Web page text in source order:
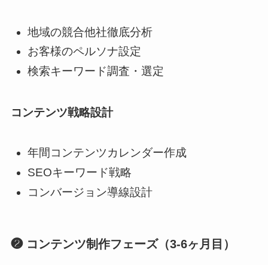
地域の競合他社徹底分析
お客様のペルソナ設定
検索キーワード調査・選定
コンテンツ戦略設計
年間コンテンツカレンダー作成
SEOキーワード戦略
コンバージョン導線設計
❷ コンテンツ制作フェーズ（3-6ヶ月目）